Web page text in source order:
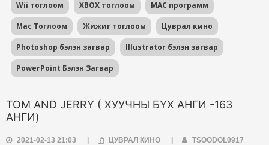
Wii тоглоом XBOX тоглоом MAC программ
Mac Тоглоом Жижиг тоглоом Цуврал кино
Photoshop бэлэн загвар Illustrator бэлэн загвар
PowerPoint Бэлэн Загвар
TOM AND JERRY ( ХУУЧНЫ БҮХ АНГИ -163
АНГИ)
2021-02-13 21:03 ЦУВРАЛ КИНО TSOODOL0917